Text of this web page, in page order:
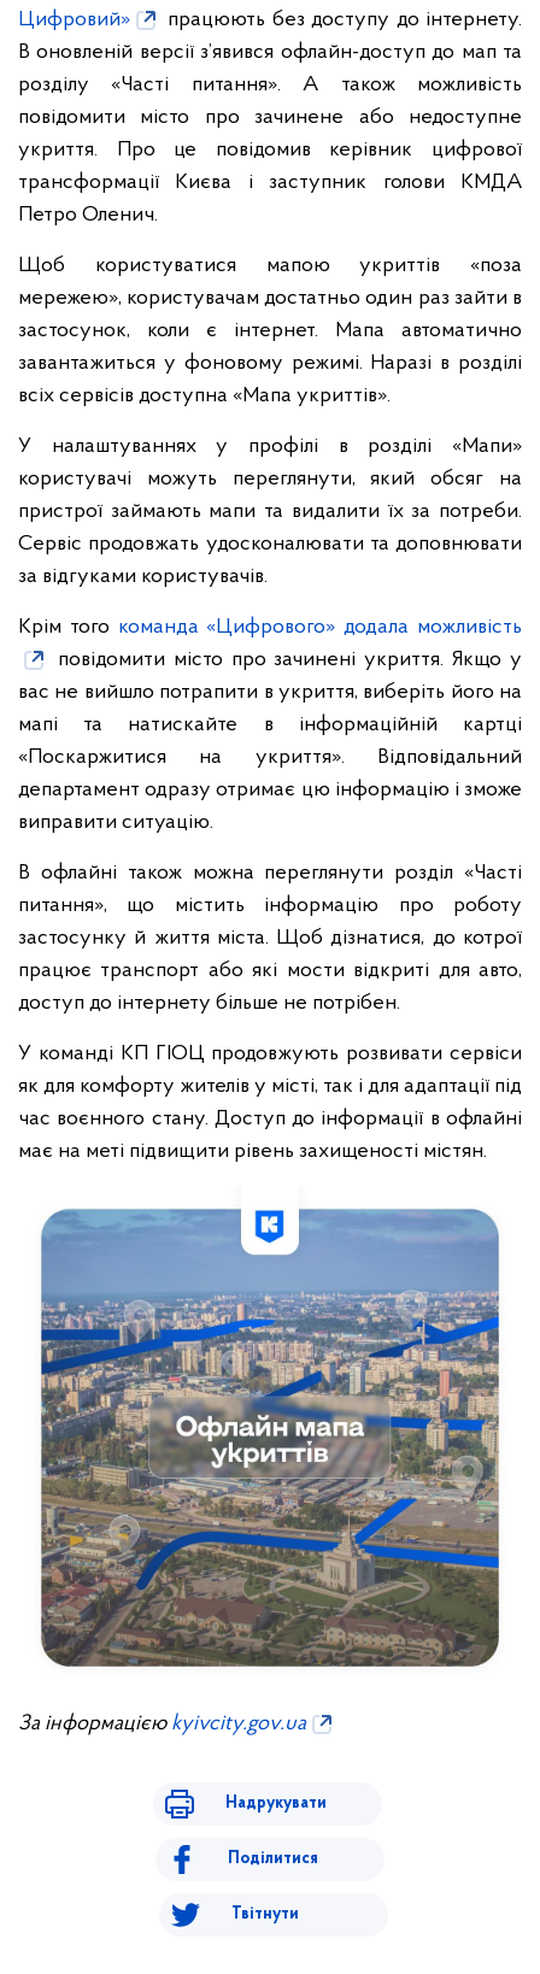
Цифровий»
працюють без доступу до інтернету.
В оновленій версії з’явився офлайн-доступ до мап та
розділу «Часті питання». А також можливість
повідомити місто про зачинене або недоступне
укриття. Про це повідомив керівник цифрової
трансформації Києва і заступник голови КМДА
Петро Оленич.
Щоб користуватися мапою укриттів «поза
мережею», користувачам достатньо один раз зайти в
застосунок, коли є інтернет. Мапа автоматично
завантажиться у фоновому режимі. Наразі в розділі
всіх сервісів доступна «Мапа укриттів».
У налаштуваннях у профілі в розділі «Мапи»
користувачі можуть переглянути, який обсяг на
пристрої займають мапи та видалити їх за потреби.
Сервіс продовжать удосконалювати та доповнювати
за відгуками користувачів.
Крім того команда «Цифрового» додала можливість
повідомити місто про зачинені укриття. Якщо у
вас не вийшло потрапити в укриття, виберіть його на
мапі та натискайте в інформаційній картці
«Поскаржитися на укриття». Відповідальний
департамент одразу отримає цю інформацію і зможе
виправити ситуацію.
В офлайні також можна переглянути розділ «Часті
питання», що містить інформацію про роботу
застосунку й життя міста. Щоб дізнатися, до котрої
працює транспорт або які мости відкриті для авто,
доступ до інтернету більше не потрібен.
У команді КП ГІОЦ продовжують розвивати сервіси
як для комфорту жителів у місті, так і для адаптації під
час воєнного стану. Доступ до інформації в офлайні
має на меті підвищити рівень захищеності містян.
За інформацією kyivcity.gov.ua
Надрукувати
Поділитися
Твітнути